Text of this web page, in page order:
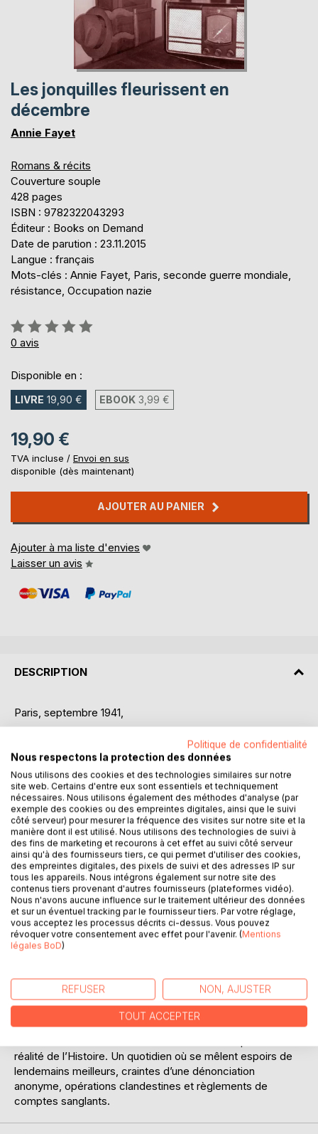
Les jonquilles fleurissent en
décembre
Annie Fayet
Romans & récits
Couverture souple
428 pages
ISBN : 9782322043293
Éditeur : Books on Demand
Date de parution : 23.11.2015
Langue : français
Mots-clés : Annie Fayet, Paris, seconde guerre mondiale,
résistance, Occupation nazie
Évaluation:
0%
0 avis
Disponible en :
LIVRE 19,90 € EBOOK 3,99 €
19,90 €
TVA incluse / Envoi en sus
disponible (dès maintenant)
AJOUTER AU PANIER
Ajouter à ma liste d'envies
Laisser un avis
DESCRIPTION
Paris, septembre 1941,
Claire, étudiante idéaliste et entière, s’engage dans la
Résistance avec l’insolence frondeuse de sa jeunesse,
sans présager un instant des sombres conséquences qui
en découleront et des douloureux sacrifices auxquels son
âme devra consentir au nom de la lutte contre l’Allemagne
nazie.
Dans la famille Saint-leu, dont la jeune fille est la cadette,
on n’accepte ni la défaite ni la collaboration éhontée du
gouvernement de Vichy. Vincent, son frère aîné,
s’embarque pour Londres.
Du fin fond de la campagne lotoise, ses parents, quant à
eux, tentent d’arracher le plus grand nombre d’enfants juifs
aux griffes barbares de la déportation et à la traque
acharnée de la police vichyste.
tyrannie de la botte hitlérienne, des destins se croisent et
se révèlent, sombres ou flamboyants, selon le choix que
Une chronique de la vie de Français ordinaires, placés dans
réalité de l’Histoire. Un quotidien où se mêlent espoirs de
lendemains meilleurs, craintes d’une dénonciation
anonyme, opérations clandestines et règlements de
comptes sanglants.
Politique de confidentialité
Nous respectons la protection des données
Nous utilisons des cookies et des technologies similaires sur notre
site web. Certains d'entre eux sont essentiels et techniquement
nécessaires. Nous utilisons également des méthodes d'analyse (par
exemple des cookies ou des empreintes digitales, ainsi que le suivi
côté serveur) pour mesurer la fréquence des visites sur notre site et la
manière dont il est utilisé. Nous utilisons des technologies de suivi à
des fins de marketing et recourons à cet effet au suivi côté serveur
ainsi qu'à des fournisseurs tiers, ce qui permet d'utiliser des cookies,
des empreintes digitales, des pixels de suivi et des adresses IP sur
tous les appareils. Nous intégrons également sur notre site des
contenus tiers provenant d'autres fournisseurs (plateformes vidéo).
Nous n'avons aucune influence sur le traitement ultérieur des données
et sur un éventuel tracking par le fournisseur tiers. Par votre réglage,
vous acceptez les processus décrits ci-dessus. Vous pouvez
révoquer votre consentement avec effet pour l'avenir. (Mentions
légales BoD)
REFUSER NON, AJUSTER
TOUT ACCEPTER